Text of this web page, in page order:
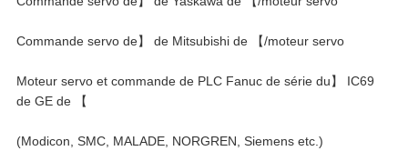
Commande servo de】 de Mitsubishi de 【/moteur servo
Moteur servo et commande de PLC Fanuc de série du】 IC69
de GE de 【
(Modicon, SMC, MALADE, NORGREN, Siemens etc.)